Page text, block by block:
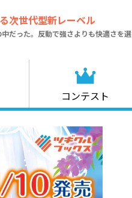
次世代型新レーベル
だった。反動で強さよりも快適さを選
コンテスト